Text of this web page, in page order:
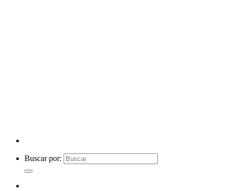
Buscar por: